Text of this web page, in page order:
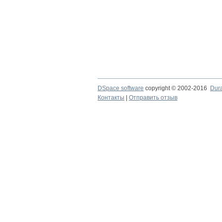
DSpace software copyright © 2002-2016
Контакты
Отправить отзыв